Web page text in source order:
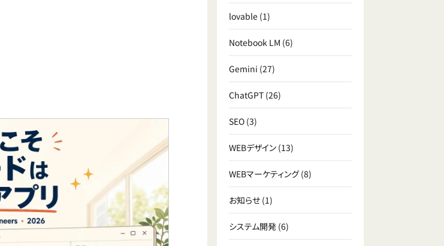
lovable (1)
Notebook LM (6)
Gemini (27)
ChatGPT (26)
SEO (3)
WEBデザイン (13)
WEBマーケティング(8)
お知らせ (1)
システム開発 (6)